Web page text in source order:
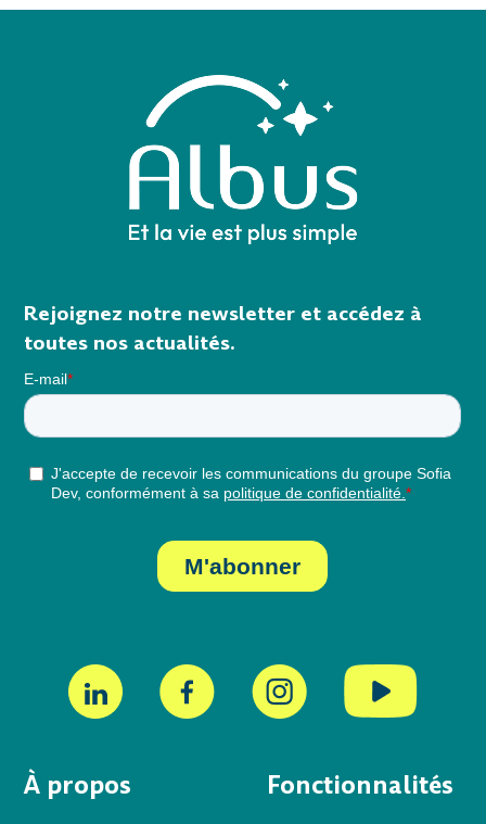
À propos Fonctionnalités
Rejoignez notre newsletter et accédez à
toutes nos actualités.